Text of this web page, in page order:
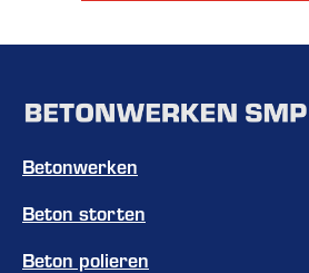
Betonwerken
Beton storten
Beton polieren